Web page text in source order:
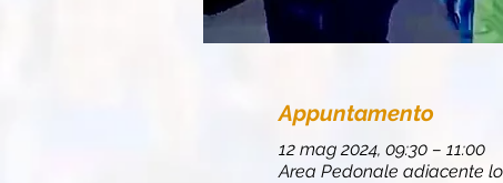
Appuntamento
12 mag 2024, 09:30 – 11:00
Area Pedonale adiacente